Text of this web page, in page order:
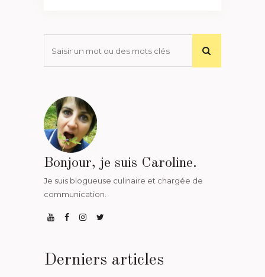
Bonjour, je suis Caroline.
Je suis blogueuse culinaire et chargée de
communication.
Derniers articles